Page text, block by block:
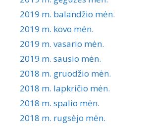
2019 m. balandžio mėn.
2019 m. kovo mėn.
2019 m. vasario mėn.
2019 m. sausio mėn.
2018 m. gruodžio mėn.
2018 m. lapkričio mėn.
2018 m. spalio mėn.
2018 m. rugsėjo mėn.